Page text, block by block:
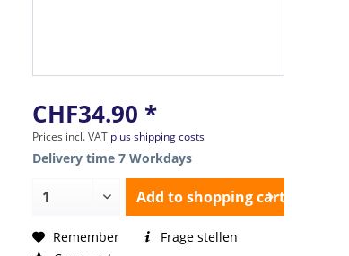
CHF34.90 *
Prices incl. VAT plus shipping costs
Delivery time 7 Workdays
Add toshopping cart
Remember
Frage stellen